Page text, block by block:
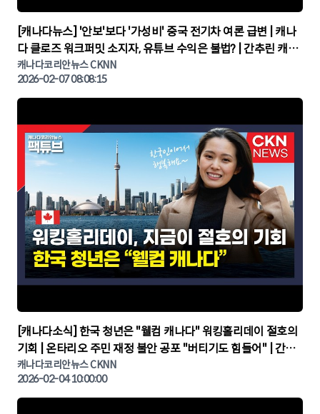
▶
[캐나다뉴스] '안보'보다 '가성비' 중국 전기차 여론 급변 | 캐나
다 클로즈 워크퍼밋 소지자, 유튜브 수익은 불법? | 간추린 캐나
다뉴스 | CKNNEWS, 캐나다코리안뉴스
캐나다코리안뉴스 CKNN
2026-02-07 08:08:15
▶
[캐나다소식] 한국 청년은 "웰컴 캐나다" 워킹홀리데이 절호의
기회 | 온타리오 주민 재정 불안 공포 "버티기도 힘들어" | 간추
린 캐나다뉴스 | CKNNEWS, 캐나다코리안뉴스
캐나다코리안뉴스 CKNN
2026-02-04 10:00:00